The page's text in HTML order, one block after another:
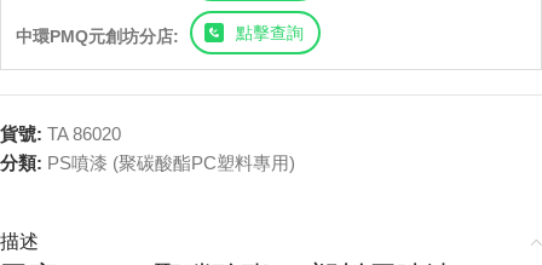
中環PMQ元創坊分店: 點擊查詢
貨號: TA 86020
分類: PS噴漆 (聚碳酸酯PC塑料專用)
描述